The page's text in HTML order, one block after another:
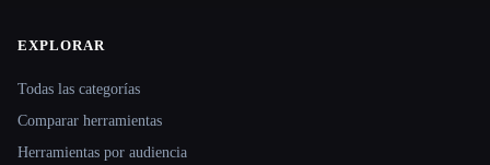
Site navigation
EXPLORAR
Todas las categorías
Comparar herramientas
Herramientas por audiencia